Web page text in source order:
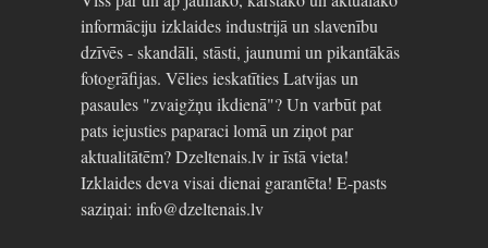
informāciju izklaides industrijā un slavenību
dzīvēs - skandāli, stāsti, jaunumi un pikantākās
fotogrāfijas. Vēlies ieskatīties Latvijas un
pasaules "zvaigžņu ikdienā"? Un varbūt pat
pats iejusties paparaci lomā un ziņot par
aktualitātēm? Dzeltenais.lv ir īstā vieta!
Izklaides deva visai dienai garantēta! E-pasts
saziņai: info@dzeltenais.lv